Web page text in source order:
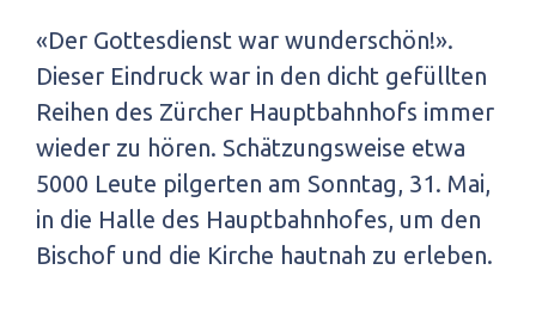
«Der Gottesdienst war wunderschön!».
Dieser Eindruck war in den dicht gefüllten
Reihen des Zürcher Hauptbahnhofs immer
wieder zu hören. Schätzungsweise etwa
5000 Leute pilgerten am Sonntag, 31. Mai,
in die Halle des Hauptbahnhofes, um den
Bischof und die Kirche hautnah zu erleben.